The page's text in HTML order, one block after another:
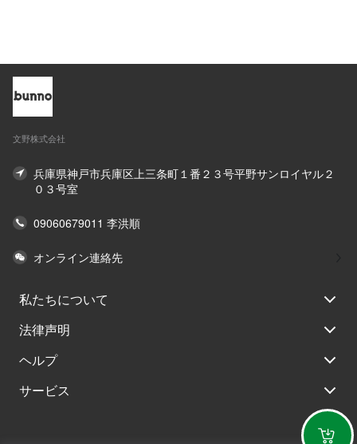
文野株式会社
兵庫県神戸市兵庫区上三条町１番２３号平野サンロイヤル２
０３号室
09060679011 李洪順
オンライン連絡先
私たちについて
法律声明
ヘルプ
サービス